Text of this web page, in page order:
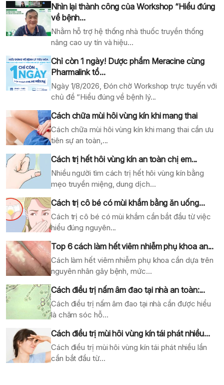
Nhìn lại thành công của Workshop “Hiểu đúng
về bệnh...
Nhằm hỗ trợ hệ thống nhà thuốc truyền thống
nâng cao uy tín và hiệu...
Chỉ còn 1 ngày! Dược phẩm Meracine cùng
Pharmalink tổ...
Ngày 1/8/2026, Đón chờ Workshop trực tuyến với
chủ đề “Hiểu đúng về bệnh lý...
Cách chữa mùi hôi vùng kín khi mang thai
Cách chữa mùi hôi vùng kín khi mang thai cần ưu
tiên sự an toàn,...
Cách trị hết hôi vùng kín an toàn chị em...
Nhiều người tìm cách trị hết hôi vùng kín bằng
mẹo truyền miệng, dung dịch...
Cách trị cô bé có mùi khắm bằng ăn uống...
Cách trị cô bé có mùi khắm cần bắt đầu từ việc
hiểu đúng nguyên...
Top 6 cách làm hết viêm nhiễm phụ khoa an...
Cách làm hết viêm nhiễm phụ khoa cần dựa trên
nguyên nhân gây bệnh, mức...
Cách điều trị nấm âm đao tại nhà an toàn:...
Cách điều trị nấm âm đao tại nhà cần được hiểu
là chăm sóc hỗ...
Cách điều trị mùi hôi vùng kín tái phát nhiều...
Cách điều trị mùi hôi vùng kín tái phát nhiều lần
cần bắt đầu từ...